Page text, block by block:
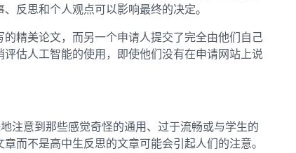
反思和个人观点可以影响最终的决定。
精美论文，而另一个申请人提交了完全由他们自己
估人工智能的使用，即使他们没有在申请网站上说
注意到那些感觉奇怪的通用、过于流畅或与学生的
而不是高中生反思的文章可能会引起人们的注意。